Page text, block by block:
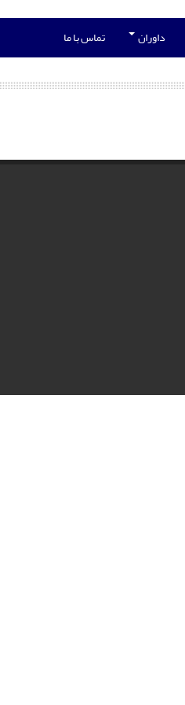
داوران تماس با ما